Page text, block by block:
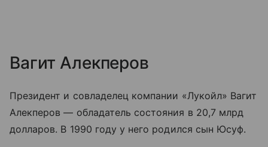
Вагит Алекперов
Президент и совладелец компании «Лукойл» Вагит
Алекперов — обладатель состояния в 20,7 млрд
долларов. В 1990 году у него родился сын Юсуф.